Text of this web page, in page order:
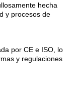
hecha
y procesos de
por CE e ISO, lo
y regulaciones